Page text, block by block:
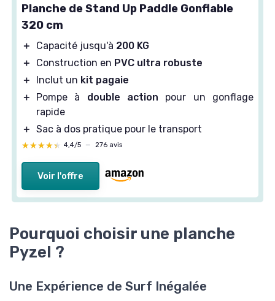
Planche de Stand Up Paddle Gonflable
320 cm
＋ Capacité jusqu'à 200 KG
＋
Construction en PVC ultra robuste
＋
Inclut un kit pagaie
＋
Pompe à double action pour un gonflage
rapide
＋ Sac à dos pratique pour le transport
★★★★★
★★★★★ 4,4/5 — 276 avis
Voir l'offre
Pourquoi choisir une planche
Pyzel ?
Une Expérience de Surf Inégalée